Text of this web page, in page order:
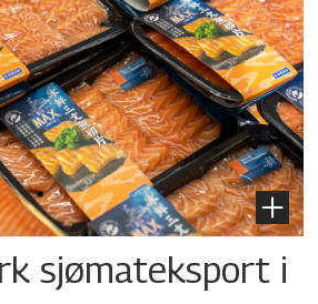
sjømateksport i